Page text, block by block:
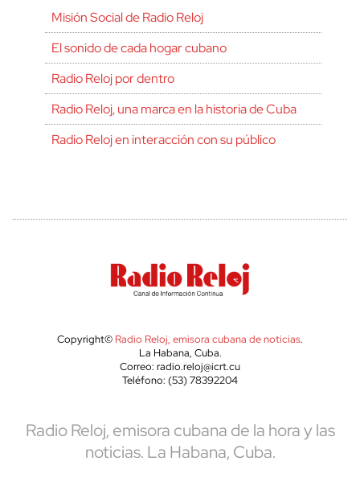
Misión Social de Radio Reloj
El sonido de cada hogar cubano
Radio Reloj por dentro
Radio Reloj, una marca en la historia de Cuba
Radio Reloj en interacción con su público
Copyright© Radio Reloj, emisora cubana de noticias.
La Habana, Cuba.
Correo: radio.reloj@icrt.cu
Teléfono: (53) 78392204
Radio Reloj, emisora cubana de la hora y las
noticias. La Habana, Cuba.